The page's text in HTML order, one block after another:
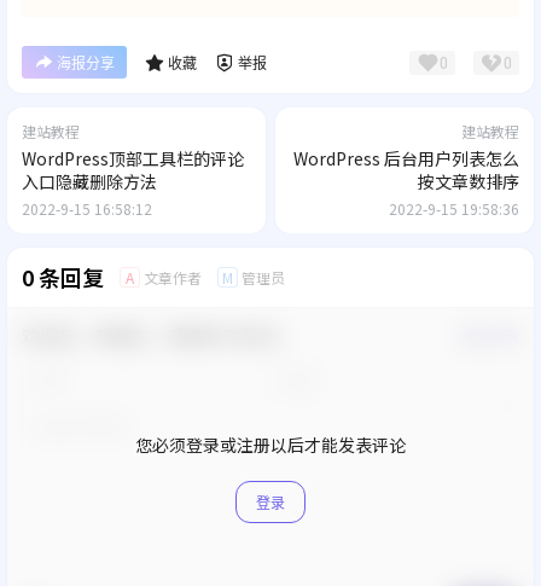
海报分享 收藏 举报 0 0
建站教程
WordPress顶部工具栏的评论
入口隐藏删除方法
2022-9-15 16:58:12
建站教程
WordPress 后台用户列表怎么
按文章数排序
2022-9-15 19:58:36
0 条回复 A 文章作者 M 管理员
您必须登录或注册以后才能发表评论
登录